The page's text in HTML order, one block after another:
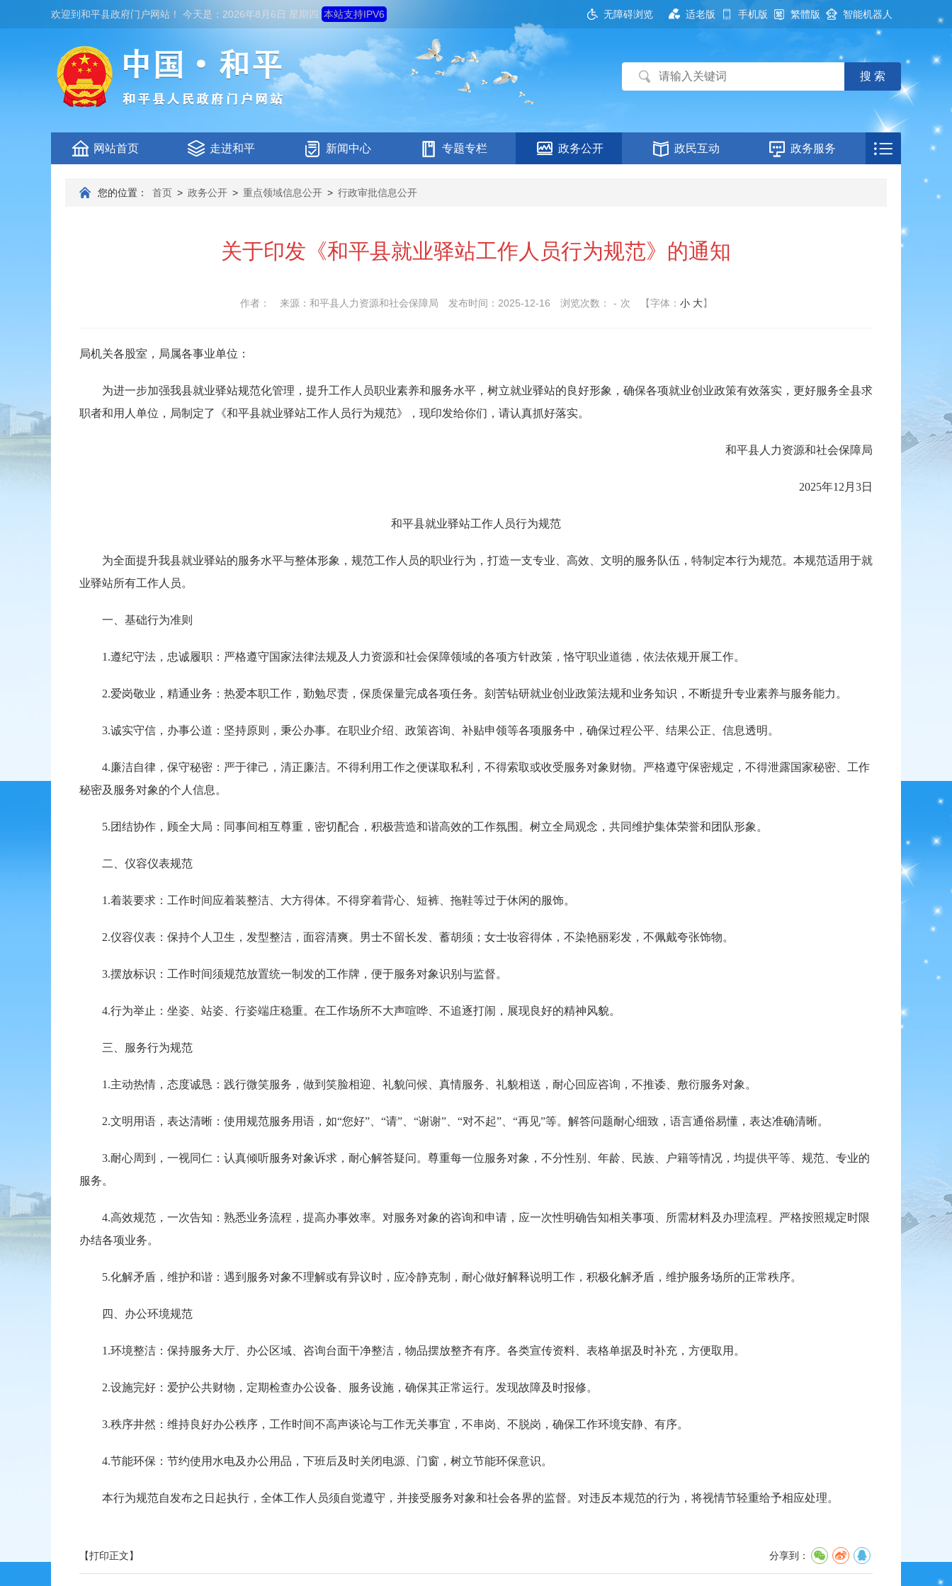
欢迎到和平县政府门户网站 ！ 今天是： 2026年8月6日 星期四 本站支持IPV6 无障碍浏览 适老版 手机版 繁體版 智能机器人
网站首页 走进和平 新闻中心 专题专栏 政务公开 政民互动 政务服务
您的位置： 首页 > 政务公开 > 重点领域信息公开 > 行政审批信息公开
关于印发《和平县就业驿站工作人员行为规范》的通知
作者： 来源：和平县人力资源和社会保障局 发布时间：2025-12-16 浏览次数： - 次 【字体： 小 大】
局机关各股室，局属各事业单位：
为进一步加强我县就业驿站规范化管理，提升工作人员职业素养和服务水平，树立就业驿站的良好形象，确保各项就业创业政策有效落实，更好服务全县求
职者和用人单位，局制定了《和平县就业驿站工作人员行为规范》，现印发给你们，请认真抓好落实。
和平县人力资源和社会保障局
2025年12月3日
和平县就业驿站工作人员行为规范
为全面提升我县就业驿站的服务水平与整体形象，规范工作人员的职业行为，打造一支专业、高效、文明的服务队伍，特制定本行为规范。本规范适用于就
业驿站所有工作人员。
一、基础行为准则
1.遵纪守法，忠诚履职：严格遵守国家法律法规及人力资源和社会保障领域的各项方针政策，恪守职业道德，依法依规开展工作。
2.爱岗敬业，精通业务：热爱本职工作，勤勉尽责，保质保量完成各项任务。刻苦钻研就业创业政策法规和业务知识，不断提升专业素养与服务能力。
3.诚实守信，办事公道：坚持原则，秉公办事。在职业介绍、政策咨询、补贴申领等各项服务中，确保过程公平、结果公正、信息透明。
4.廉洁自律，保守秘密：严于律己，清正廉洁。不得利用工作之便谋取私利，不得索取或收受服务对象财物。严格遵守保密规定，不得泄露国家秘密、工作
秘密及服务对象的个人信息。
5.团结协作，顾全大局：同事间相互尊重，密切配合，积极营造和谐高效的工作氛围。树立全局观念，共同维护集体荣誉和团队形象。
二、仪容仪表规范
1.着装要求：工作时间应着装整洁、大方得体。不得穿着背心、短裤、拖鞋等过于休闲的服饰。
2.仪容仪表：保持个人卫生，发型整洁，面容清爽。男士不留长发、蓄胡须；女士妆容得体，不染艳丽彩发，不佩戴夸张饰物。
3.摆放标识：工作时间须规范放置统一制发的工作牌，便于服务对象识别与监督。
4.行为举止：坐姿、站姿、行姿端庄稳重。在工作场所不大声喧哗、不追逐打闹，展现良好的精神风貌。
三、服务行为规范
1.主动热情，态度诚恳：践行微笑服务，做到笑脸相迎、礼貌问候、真情服务、礼貌相送，耐心回应咨询，不推诿、敷衍服务对象。
2.文明用语，表达清晰：使用规范服务用语，如“您好”、“请”、“谢谢”、“对不起”、“再见”等。解答问题耐心细致，语言通俗易懂，表达准确清晰。
3.耐心周到，一视同仁：认真倾听服务对象诉求，耐心解答疑问。尊重每一位服务对象，不分性别、年龄、民族、户籍等情况，均提供平等、规范、专业的
服务。
4.高效规范，一次告知：熟悉业务流程，提高办事效率。对服务对象的咨询和申请，应一次性明确告知相关事项、所需材料及办理流程。严格按照规定时限
办结各项业务。
5.化解矛盾，维护和谐：遇到服务对象不理解或有异议时，应冷静克制，耐心做好解释说明工作，积极化解矛盾，维护服务场所的正常秩序。
四、办公环境规范
1.环境整洁：保持服务大厅、办公区域、咨询台面干净整洁，物品摆放整齐有序。各类宣传资料、表格单据及时补充，方便取用。
2.设施完好：爱护公共财物，定期检查办公设备、服务设施，确保其正常运行。发现故障及时报修。
3.秩序井然：维持良好办公秩序，工作时间不高声谈论与工作无关事宜，不串岗、不脱岗，确保工作环境安静、有序。
4.节能环保：节约使用水电及办公用品，下班后及时关闭电源、门窗，树立节能环保意识。
本行为规范自发布之日起执行，全体工作人员须自觉遵守，并接受服务对象和社会各界的监督。对违反本规范的行为，将视情节轻重给予相应处理。
分享到：
【打印正文】